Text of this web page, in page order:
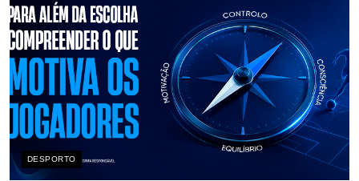
DESPORTO